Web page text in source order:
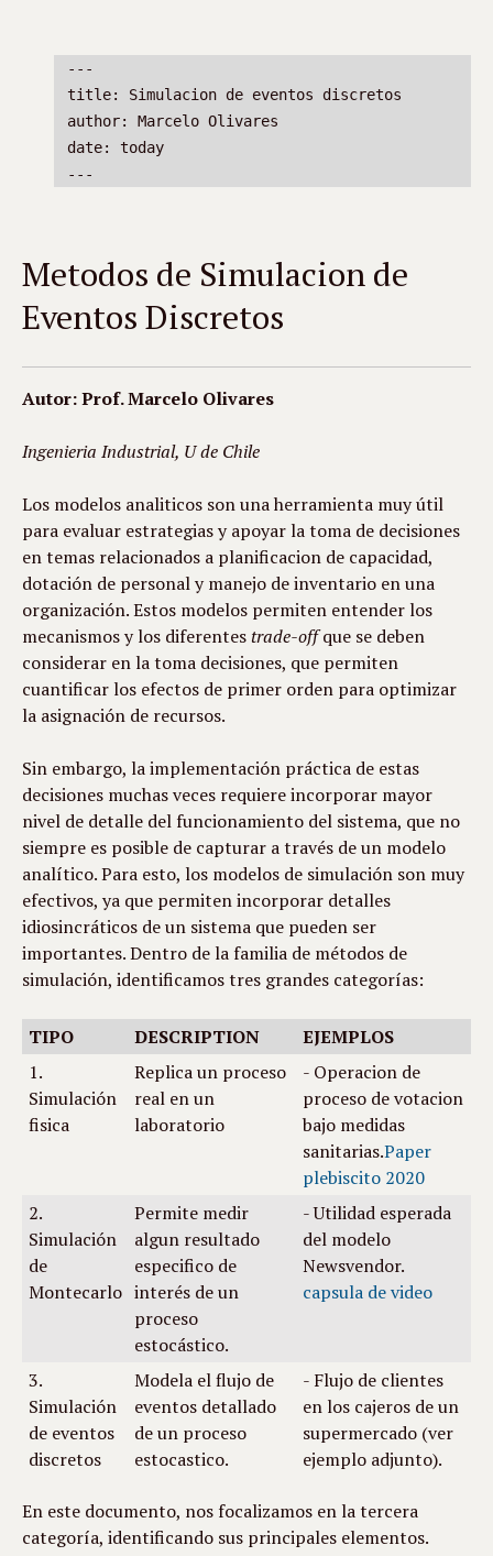
---
title: Simulacion de eventos discretos
author: Marcelo Olivares
date: today
---
Metodos de Simulacion de
Eventos Discretos
Autor: Prof. Marcelo Olivares
Ingenieria Industrial, U de Chile
Los modelos analiticos son una herramienta muy útil
para evaluar estrategias y apoyar la toma de decisiones
en temas relacionados a planificacion de capacidad,
dotación de personal y manejo de inventario en una
organización. Estos modelos permiten entender los
mecanismos y los diferentes trade-off que se deben
considerar en la toma decisiones, que permiten
cuantificar los efectos de primer orden para optimizar
la asignación de recursos.
Sin embargo, la implementación práctica de estas
decisiones muchas veces requiere incorporar mayor
nivel de detalle del funcionamiento del sistema, que no
siempre es posible de capturar a través de un modelo
analítico. Para esto, los modelos de simulación son muy
efectivos, ya que permiten incorporar detalles
idiosincráticos de un sistema que pueden ser
importantes. Dentro de la familia de métodos de
simulación, identificamos tres grandes categorías:
TIPO DESCRIPTION
EJEMPLOS
1.
Simulación
fisica
Replica un proceso
real en un
laboratorio
- Operacion de
proceso de votacion
bajo medidas
sanitarias.Paper
plebiscito 2020
2.
Simulación
de
Montecarlo
Permite medir
algun resultado
especifico de
interés de un
proceso
estocástico.
- Utilidad esperada
del modelo
Newsvendor.
capsula de video
3.
Simulación
de eventos
discretos
Modela el flujo de
eventos detallado
de un proceso
estocastico.
- Flujo de clientes
en los cajeros de un
supermercado (ver
ejemplo adjunto).
En este documento, nos focalizamos en la tercera
categoría, identificando sus principales elementos.